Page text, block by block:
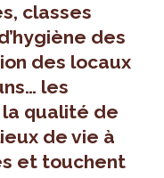
classes
des
des locaux
les
qualité de
de vie à
et touchent